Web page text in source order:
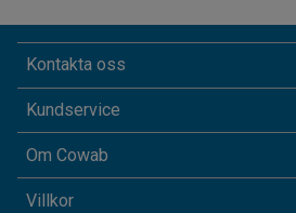
Kontakta oss
Kundservice
Om Cowab
Villkor